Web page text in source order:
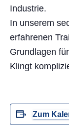
Industrie.
In unserem
erfahrenen
Grundlagen
Klingt
Zum